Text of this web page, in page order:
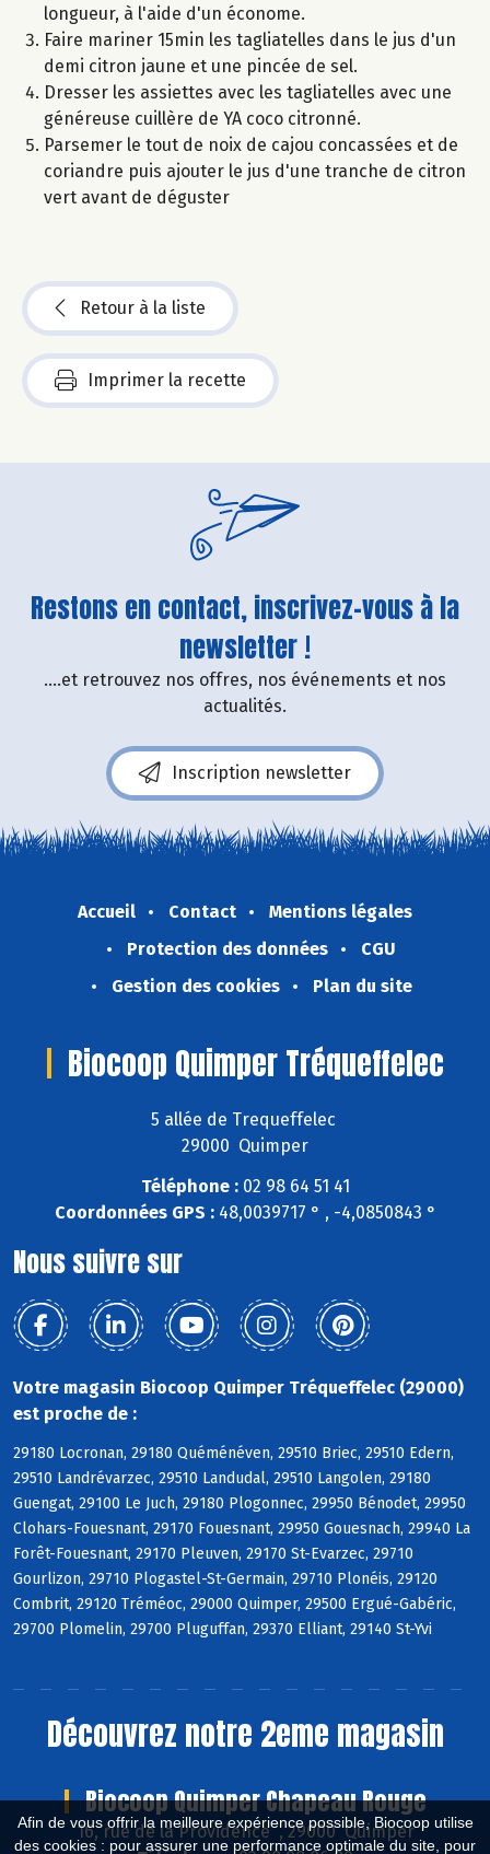
Afin de vous offrir la meilleure expérience possible, Biocoop utilise
des cookies : pour assurer une performance optimale du site, pour
longueur, à l'aide d'un économe.
Faire mariner 15min les tagliatelles dans le jus d'un
demi citron jaune et une pincée de sel.
Dresser les assiettes avec les tagliatelles avec une
généreuse cuillère de YA coco citronné.
Parsemer le tout de noix de cajou concassées et de
coriandre puis ajouter le jus d'une tranche de citron
vert avant de déguster
Retour à la liste
Imprimer la recette
Restons en contact, inscrivez-vous à la
newsletter !
....et retrouvez nos offres, nos événements et nos
actualités.
Inscription newsletter
Accueil Contact
Mentions légales
Protection des données
CGU
Gestion des cookies
Plan du site
Biocoop Quimper Tréqueffelec
5 allée de Trequeffelec
29000 Quimper
Téléphone :02 98 64 51 41
Coordonnées GPS :48,0039717 ° , -4,0850843 °
Nous suivre sur
Votre magasin Biocoop Quimper Tréqueffelec (29000)
est proche de :
29180 Locronan, 29180 Quéménéven, 29510 Briec, 29510 Edern,
29510 Landrévarzec, 29510 Landudal, 29510 Langolen, 29180
Guengat, 29100 Le Juch, 29180 Plogonnec, 29950 Bénodet, 29950
Clohars-Fouesnant, 29170 Fouesnant, 29950 Gouesnach, 29940 La
Forêt-Fouesnant, 29170 Pleuven, 29170 St-Evarzec, 29710
Gourlizon, 29710 Plogastel-St-Germain, 29710 Plonéis, 29120
Combrit, 29120 Tréméoc, 29000 Quimper, 29500 Ergué-Gabéric,
29700 Plomelin, 29700 Pluguffan, 29370 Elliant, 29140 St-Yvi
Découvrez notre 2eme magasin
Biocoop Quimper Chapeau Rouge
16, rue de la Providence , 29000 Quimper